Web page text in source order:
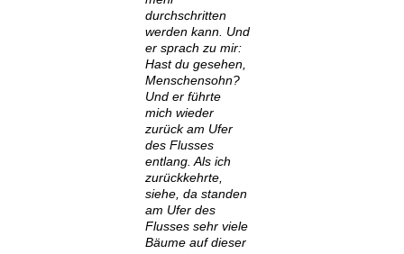
durchschritten
werden kann. Und
er sprach zu mir:
Hast du gesehen,
Menschensohn?
Und er führte
mich wieder
zurück am Ufer
des Flusses
entlang. Als ich
zurückkehrte,
siehe, da standen
am Ufer des
Flusses sehr viele
Bäume auf dieser